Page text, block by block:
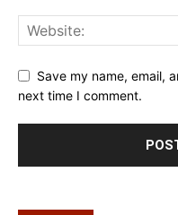
Save my name, email,
next time I comment.